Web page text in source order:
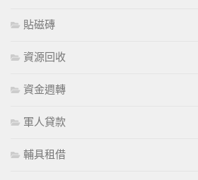
貼磁磚
資源回收
資金週轉
軍人貸款
輔具租借